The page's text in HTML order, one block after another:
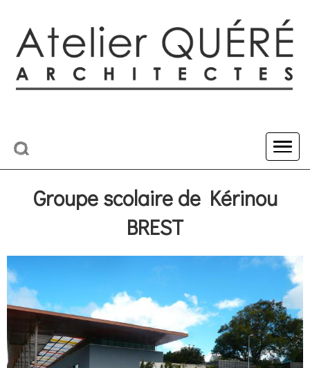
Groupe scolaire de Kérinou
BREST